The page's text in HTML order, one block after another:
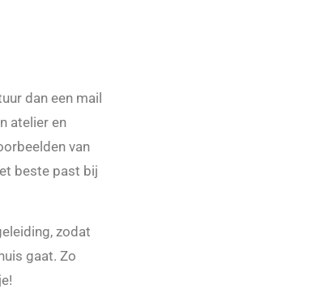
dan een mail
atelier en
van
beste past bij
zodat
gaat. Zo